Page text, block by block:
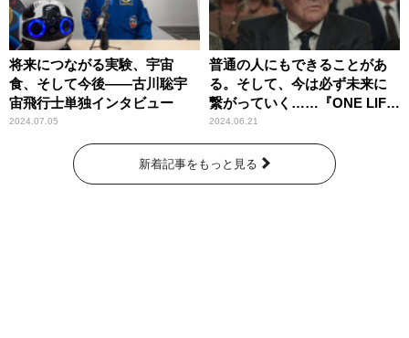
将来につながる実験、宇宙
食、そして今後――古川聡宇
宙飛行士単独インタビュー
2024.07.05
普通の人にもできることがあ
る。そして、今は必ず未来に
繋がっていく……『ONE LIFE
奇跡が繋いだ6000の命』
2024.06.21
新着記事をもっと見る